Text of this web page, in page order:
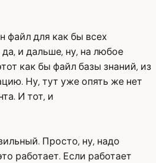
файл для как бы всех
и дальше, ну, на любое
как бы файл базы знаний, из
Ну, тут уже опять же нет
И тот, и
Просто, ну, надо
работает. Если работает